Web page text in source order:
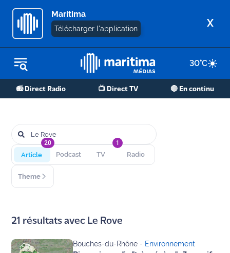
Maritima
Télécharger l'application X
30°C
📻 Direct Radio 📺 Direct TV 🔴 En continu
REPLAY RADIO
REPLAY TV
Martigues
- Etang
de Berre
Marseille
OM
Agenda
Article
20
Podcast TV
1
Radio
Theme
21 résultats avec Le Rove
Bouches-du-Rhône - Environnement